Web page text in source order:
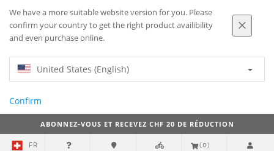
We have a more suitable website version for you. Please
confirm your country to get the right product availibility
and even purchase online.
United States (English)
Confirm
ABONNEZ-VOUS ET RECEVEZ CHF 20 DE RÉDUCTION
FR (0)